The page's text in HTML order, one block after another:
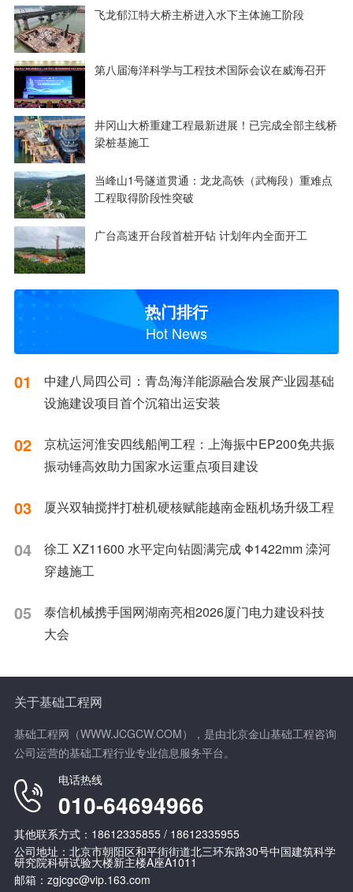
飞龙郁江特大桥主桥进入水下主体施工阶段
第八届海洋科学与工程技术国际会议在威海召开
井冈山大桥重建工程最新进展！已完成全部主线桥
梁桩基施工
当峰山1号隧道贯通：龙龙高铁（武梅段）重难点
工程取得阶段性突破
广台高速开台段首桩开钻 计划年内全面开工
热门排行
Hot News
01
中建八局四公司：青岛海洋能源融合发展产业园基础
设施建设项目首个沉箱出运安装
02
京杭运河淮安四线船闸工程：上海振中EP200免共振
振动锤高效助力国家水运重点项目建设
03 厦兴双轴搅拌打桩机硬核赋能越南金瓯机场升级工程
04
徐工 XZ11600 水平定向钻圆满完成 Φ1422mm 滦河
穿越施工
05
泰信机械携手国网湖南亮相2026厦门电力建设科技
大会
关于基础工程网
基础工程网（WWW.JCGCW.COM），是由北京金山基础工程咨询
公司运营的基础工程行业专业信息服务平台。
电话热线
010-64694966
其他联系方式：18612335855 / 18612335955
公司地址：北京市朝阳区和平街街道北三环东路30号中国建筑科学
研究院科研试验大楼新主楼A座A1011
邮箱：zgjcgc@vip.163.com